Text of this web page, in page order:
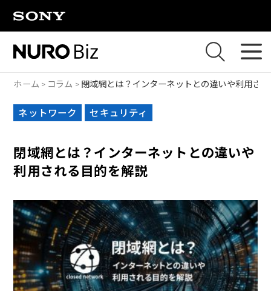
ホーム コラム 閉域網とは？インターネットとの違いや利用さ
ネットワーク セキュリティ
閉域網とは？インターネットとの違いや
利用される目的を解説